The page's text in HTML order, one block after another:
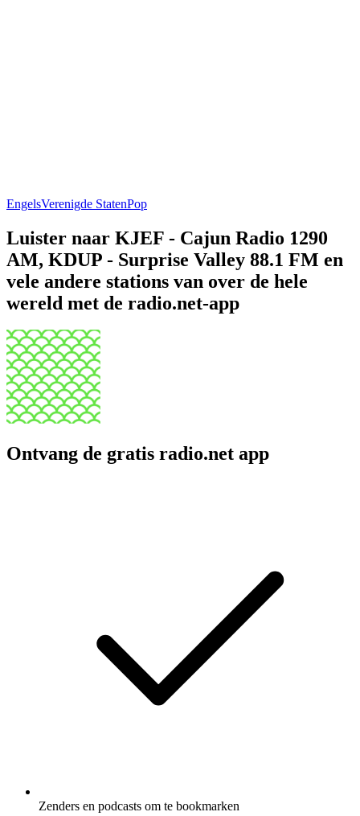
EngelsVerenigde StatenPop
Luister naar KJEF - Cajun Radio 1290
AM, KDUP - Surprise Valley 88.1 FM en
vele andere stations van over de hele
wereld met de radio.net-app
Ontvang de gratis radio.net app
Zenders en podcasts om te bookmarken